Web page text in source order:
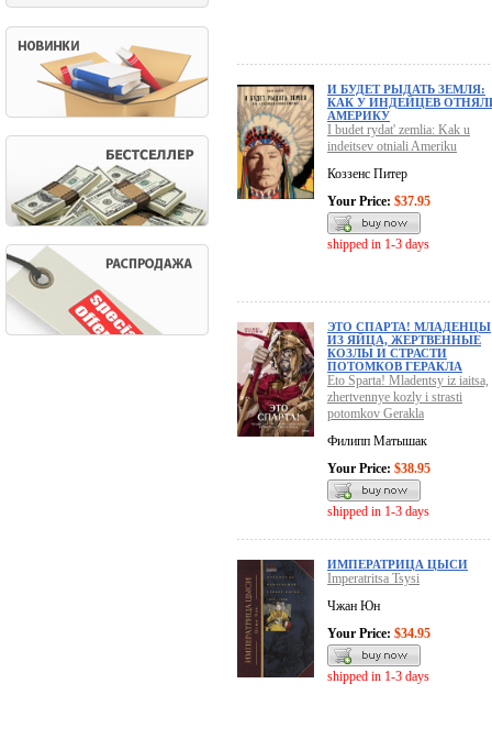
И БУДЕТ РЫДАТЬ ЗЕМЛЯ:
КАК У ИНДЕЙЦЕВ
АМЕРИКУ
I budet rydat' zemlia: Kak u
indeitsev otniali Ameriku
Коззенс Питер
Your Price: $37.95
shipped in 1-3 days
ЭТО СПАРТА! МЛАДЕНЦЫ
ИЗ ЯЙЦА, ЖЕРТВЕННЫЕ
КОЗЛЫ И СТРАСТИ
ПОТОМКОВ ГЕРАКЛА
Eto Sparta! Mladentsy iz iaitsa,
zhertvennye kozly i strasti
potomkov Gerakla
Филипп Матышак
Your Price: $38.95
shipped in 1-3 days
ИМПЕРАТРИЦА ЦЫСИ
Imperatritsa Tsysi
Чжан Юн
Your Price: $34.95
shipped in 1-3 days